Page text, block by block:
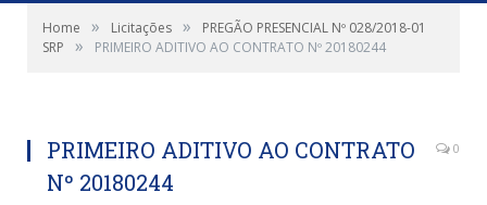
Home » Licitações »
PREGÃO PRESENCIAL Nº 028/2018-01
SRP
» PRIMEIRO ADITIVO AO CONTRATO Nº 20180244
PRIMEIRO ADITIVO AO CONTRATO
Nº 20180244
0